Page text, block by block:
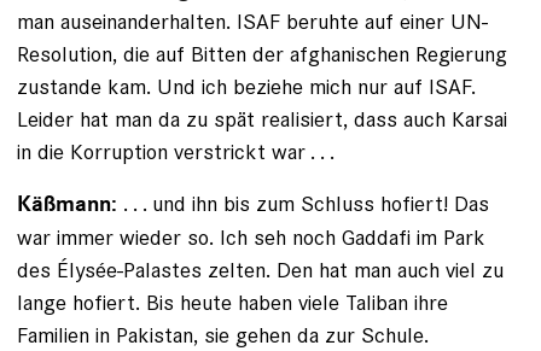
man auseinanderhalten. ISAF beruhte auf einer UN-
Resolution, die auf Bitten der afghanischen Regierung
zustande kam. Und ich beziehe mich nur auf ISAF.
Leider hat man da zu spät realisiert, dass auch Karsai
in die Korruption verstrickt war . . .
Käßmann: . . . und ihn bis zum Schluss hofiert! Das
war immer wieder so. Ich seh noch Gaddafi im Park
des Élysée-­Palastes zelten. Den hat man auch viel zu
lange hofiert. Bis heute haben viele Taliban ihre
Familien in Pakistan, sie gehen da zur Schule.